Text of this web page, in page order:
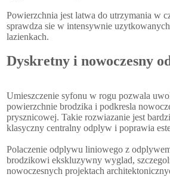
Powierzchnia jest latwa do utrzymania w
sprawdza sie w intensywnie
lazienkach.
Dyskretny i nowoczesny
Umieszczenie syfonu w rogu pozwala
powierzchnie brodzika i podkresla
prysznicowej. Takie rozwiazanie jest
klasyczny centralny odplyw i poprawia
Polaczenie odplywu liniowego z
brodzikowi ekskluzywny wyglad,
nowoczesnych projektach